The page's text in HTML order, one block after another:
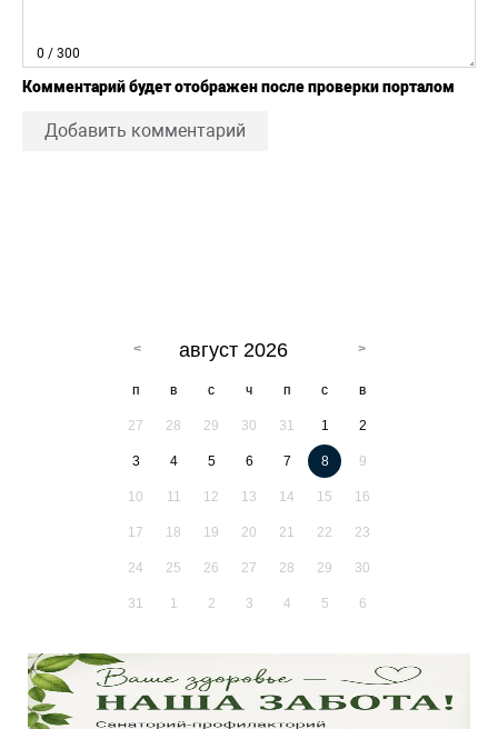
0 / 300
Комментарий будет отображен после проверки порталом
Добавить комментарий
август 2026
п в с ч п с в
27 28 29 30 31 1 2
3 4 5 6 7 8 9
10 11 12 13 14 15 16
17 18 19 20 21 22 23
24 25 26 27 28 29 30
31 1 2 3 4 5 6